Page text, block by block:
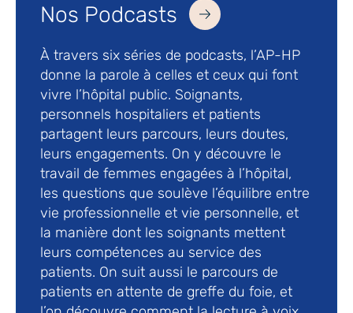
Nos Podcasts
À travers six séries de podcasts, l’AP-HP
donne la parole à celles et ceux qui font
vivre l’hôpital public. Soignants,
personnels hospitaliers et patients
partagent leurs parcours, leurs doutes,
leurs engagements. On y découvre le
travail de femmes engagées à l’hôpital,
les questions que soulève l’équilibre entre
vie professionnelle et vie personnelle, et
la manière dont les soignants mettent
leurs compétences au service des
patients. On suit aussi le parcours de
patients en attente de greffe du foie, et